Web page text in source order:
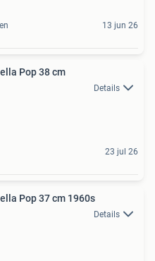
13 jun 26
Pop 38 cm
Details
23 jul 26
Pop 37 cm 1960s
Details